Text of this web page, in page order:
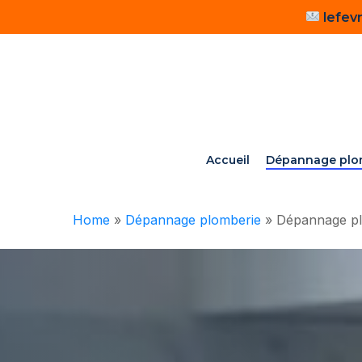
to
Accueil Dépannage
Home » Dépannage plomberie » Dépannage